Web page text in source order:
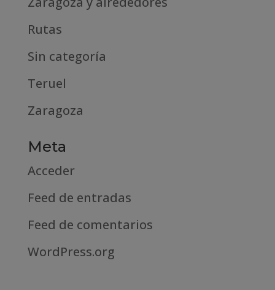
Rutas
Sin categoría
Teruel
Zaragoza
Meta
Acceder
Feed de entradas
Feed de comentarios
WordPress.org